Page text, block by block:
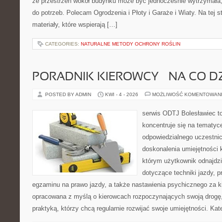
do potrzeb. Polecam Ogrodzenia i Płoty i Garaże i Wiaty. Na tej
materiały, które wspierają […]
CATEGORIES: NATURALNE METODY OCHRONY ROŚLIN
PORADNIK KIEROWCY – NA CO
POSTED BY ADMIN KWI - 4 - 2026 MOŻLIWOŚĆ
serwis ODTJ Bolesławiec
koncentruje się na
odpowiedzialnego
doskonalenia umiejętności
którym użytkownik
dotyczące techniki jazdy,
egzaminu na prawo jazdy, a także nastawienia psychicznego za
opracowana z myślą o kierowcach rozpoczynających swoją
praktyką, którzy chcą regularnie rozwijać swoje umiejętności.